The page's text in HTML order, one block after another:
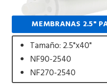
MEMBRANAS 2.5"
Tamaño: 2.5"x40"
NF90-2540
NF270-2540